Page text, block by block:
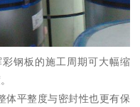
钢板的施工周期可大幅缩
体平整度与密封性也更有保